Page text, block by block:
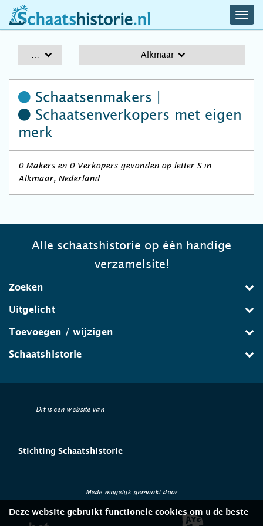
schaatshistorie.nl
Alkmaar
Schaatsenmakers |
Schaatsenverkopers met eigen
merk
0 Makers en 0 Verkopers gevonden op letter S in
Alkmaar, Nederland
Alle schaatshistorie op één handige
verzamelsite!
Zoeken
Uitgelicht
Toevoegen / wijzigen
Schaatshistorie
Dit is een website van
Stichting Schaatshistorie
Mede mogelijk gemaakt door
Deze website gebruikt functionele cookies om u de beste